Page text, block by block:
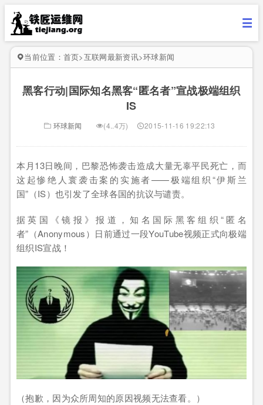
当前位置： 首页>互联网最新资讯>环球新闻
黑客行动|国际知名黑客“匿名者”宣战极端组织
IS
环球新闻 (4..4万) 2015-11-16 19:22:13
本月13日晚间，巴黎恐怖袭击造成大量无辜平民死亡，而
这起惨绝人寰袭击案的实施者——极端组织“伊斯兰
国”（IS）也引发了全球各国的抗议与谴责。
据英国《镜报》报道，知名国际黑客组织“匿名
者”（Anonymous）日前通过一段YouTube视频正式向极端
组织IS宣战！
（抱歉，因为众所周知的原因视频无法查看。）